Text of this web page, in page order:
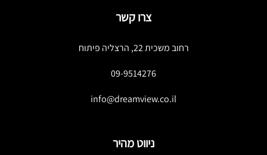
צרו קשר
רחוב משכית 22, הרצליה פיתוח
09-9514276
info@dreamview.co.il
ניווט מהיר